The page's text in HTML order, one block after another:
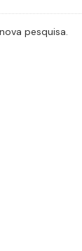
pesquisa.